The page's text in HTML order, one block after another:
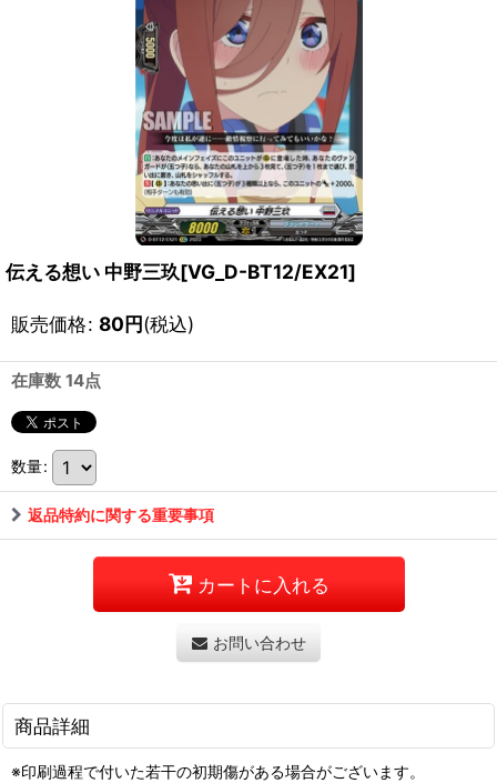
伝える想い 中野三玖[VG_D-BT12/EX21]
販売価格: 80円(税込)
在庫数 14点
数量:
返品特約に関する重要事項
カートに入れる
お問い合わせ
商品詳細
※印刷過程で付いた若干の初期傷がある場合がございます。